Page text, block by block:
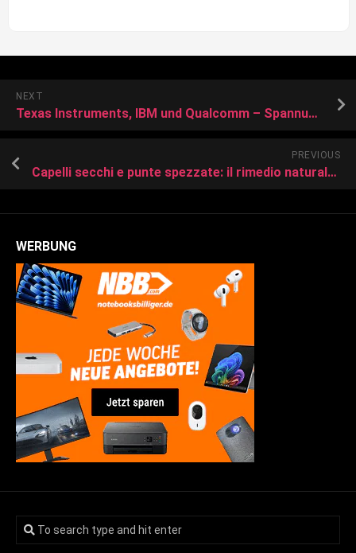
NEXT
Texas Instruments, IBM und Qualcomm – Spannung steigt. Die Aktienkurse auch?
PREVIOUS
Capelli secchi e punte spezzate: il rimedio naturale e fai-da-te per un trattamento intenso
WERBUNG